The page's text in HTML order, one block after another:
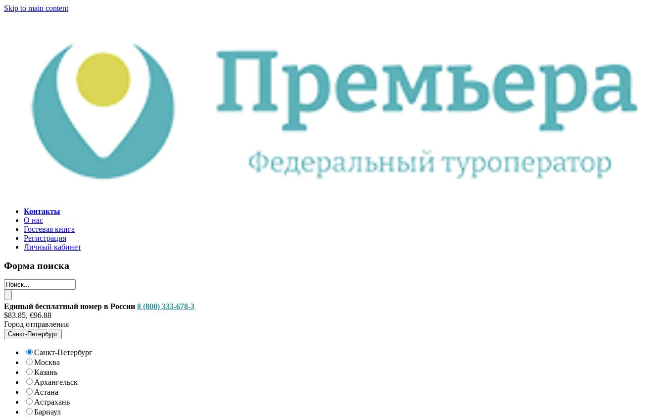
Skip to main content
Контакты
О нас
Гостевая книга
Регистрация
Личный кабинет
Форма поиска
Единый бесплатный номер в России 8 (800) 333-678-3
$83.85, €96.88
Город отправления
Санкт-Петербург
Санкт-Петербург
Москва
Казань
Архангельск
Астана
Астрахань
Барнаул